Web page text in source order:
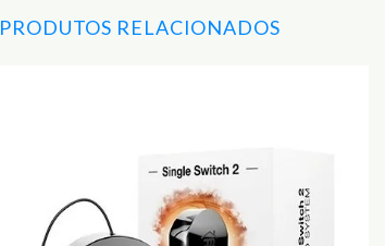
PRODUTOS RELACIONADOS